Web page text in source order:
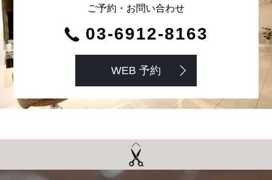
ご予約・お問い合わせ
03-6912-8163
WEB 予約